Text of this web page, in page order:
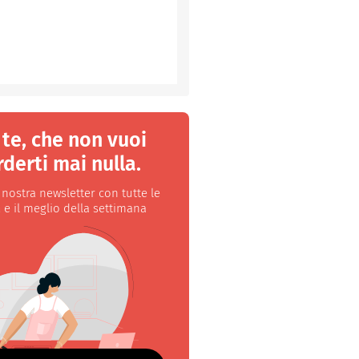
che non vuoi
mai nulla.
nostra newsletter con tutte le
e il meglio della settimana